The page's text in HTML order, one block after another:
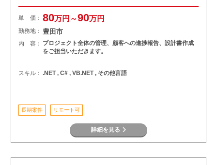
単 価： 80万円～90万円
勤務地： 豊田市
内 容： プロジェクト全体の管理、顧客への進捗報告、設計書作成
をご担当いただきます。
スキル： .NET , C# , VB.NET , その他言語
長期案件 リモート可
詳細を見る